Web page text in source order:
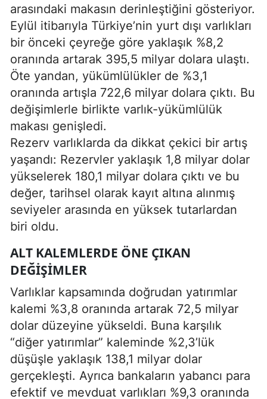
arasındaki makasın derinleştiğini gösteriyor.
Eylül itibarıyla Türkiye’nin yurt dışı varlıkları
bir önceki çeyreğe göre yaklaşık %8,2
oranında artarak 395,5 milyar dolara ulaştı.
Öte yandan, yükümlülükler de %3,1
oranında artışla 722,6 milyar dolara çıktı. Bu
değişimlerle birlikte varlık-yükümlülük
makası genişledi.
Rezerv varlıklarda da dikkat çekici bir artış
yaşandı: Rezervler yaklaşık 1,8 milyar dolar
yükselerek 180,1 milyar dolara çıktı ve bu
değer, tarihsel olarak kayıt altına alınmış
seviyeler arasında en yüksek tutarlardan
biri oldu.
ALT KALEMLERDE ÖNE ÇIKAN
DEĞIŞIMLER
Varlıklar kapsamında doğrudan yatırımlar
kalemi %3,8 oranında artarak 72,5 milyar
dolar düzeyine yükseldi. Buna karşılık
“diğer yatırımlar” kaleminde %2,3’lük
düşüşle yaklaşık 138,1 milyar dolar
gerçekleşti. Ayrıca bankaların yabancı para
efektif ve mevduat varlıkları %9,3 oranında